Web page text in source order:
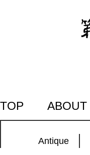
TOP ABOUT
Antique